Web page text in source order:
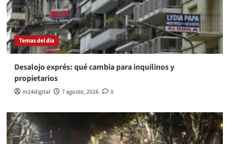
Temas del dia
Desalojo exprés: qué cambia para inquilinos y
propietarios
m24digital 7 agosto, 2026 0